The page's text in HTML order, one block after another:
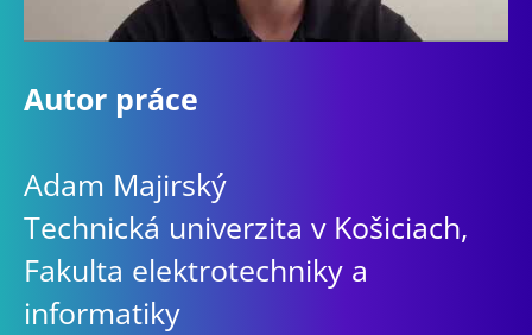
Autor práce
Adam Majirský
Technická univerzita v Košiciach,
Fakulta elektrotechniky a
informatiky